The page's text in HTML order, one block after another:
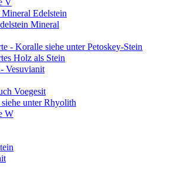
V
Edelstein
Mineral
- Koralle siehe unter Petoskey-Stein
Holz als Stein
Vesuvianit
Voegesit
unter Rhyolith
W